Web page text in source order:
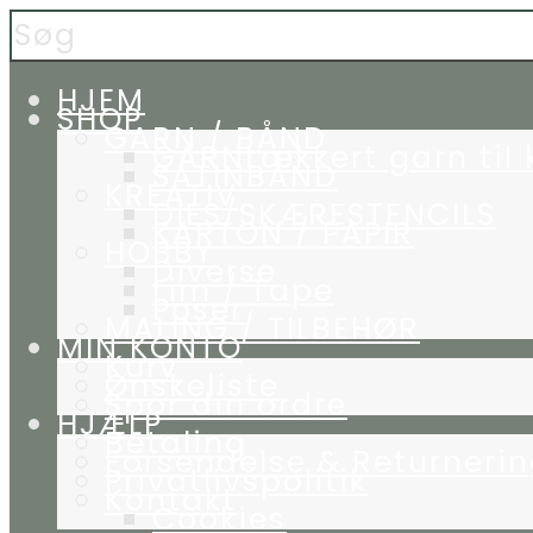
HJEM
SHOPGARN / BÅND
KREATIV
HOBBY
MALING / TILBEHØR
MIN KONTO
Kurv
Spor din ordre
HJÆLP
Betaling
Cookies